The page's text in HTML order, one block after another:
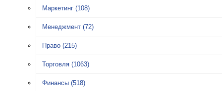
Маркетинг (108)
Менеджмент (72)
Право (215)
Торговля (1063)
Финансы (518)